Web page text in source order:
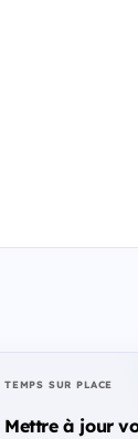
TEMPS SUR PLACE
Mettre à jour